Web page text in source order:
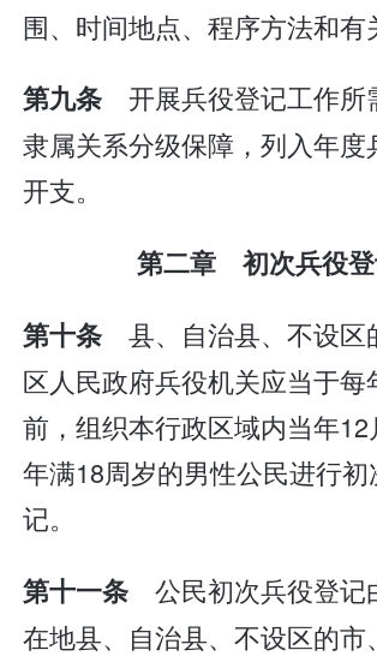
围、时间地点、程序方法和有
第九条开展兵役登记工作所
隶属关系分级保障，列入年度
开支。
第二章 初次兵役
第十条县、自治县、不设区
区人民政府兵役机关应当于每
前，组织本行政区域内当年
年满18周岁的男性公民进行初
记。
第十一条公民初次兵役登记
在地县、自治县、不设区的市